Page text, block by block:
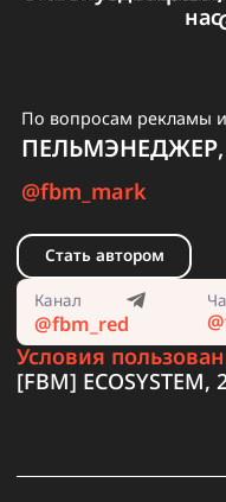
Кстати так же
библиотеке рекламы
ℹ️ Как
Google?
Доступны несколько
Тема объявления:
— Время …